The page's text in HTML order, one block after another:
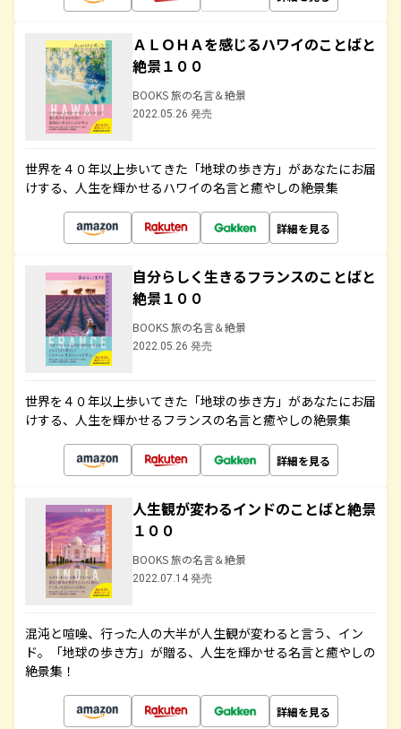
ＡＬＯＨＡを感じるハワイのことばと
絶景１００
BOOKS 旅の名言＆絶景
2022.05.26 発売
世界を４０年以上歩いてきた「地球の歩き方」があなたにお届
けする、人生を輝かせるハワイの名言と癒やしの絶景集
詳細を見る
自分らしく生きるフランスのことばと
絶景１００
BOOKS 旅の名言＆絶景
2022.05.26 発売
世界を４０年以上歩いてきた「地球の歩き方」があなたにお届
けする、人生を輝かせるフランスの名言と癒やしの絶景集
詳細を見る
人生観が変わるインドのことばと絶景
１００
BOOKS 旅の名言＆絶景
2022.07.14 発売
混沌と喧噪、行った人の大半が人生観が変わると言う、イン
ド。「地球の歩き方」が贈る、人生を輝かせる名言と癒やしの
絶景集！
詳細を見る